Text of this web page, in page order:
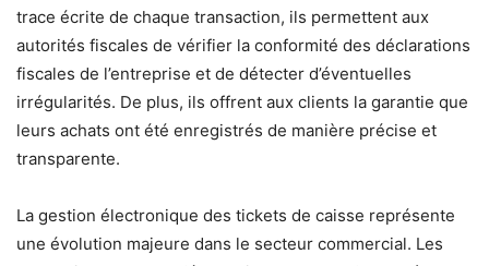
trace écrite de chaque transaction, ils permettent aux
autorités fiscales de vérifier la conformité des déclarations
fiscales de l’entreprise et de détecter d’éventuelles
irrégularités. De plus, ils offrent aux clients la garantie que
leurs achats ont été enregistrés de manière précise et
transparente.
La gestion électronique des tickets de caisse représente
une évolution majeure dans le secteur commercial. Les